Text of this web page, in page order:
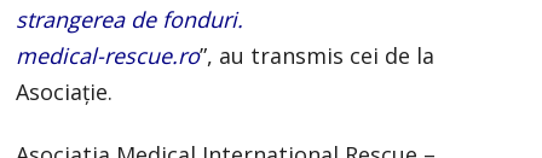
strangerea de fonduri.
medical-rescue.ro”, au transmis cei de la
Asociație.